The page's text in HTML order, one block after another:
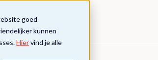
goed
kunnen
Hiervind je alle